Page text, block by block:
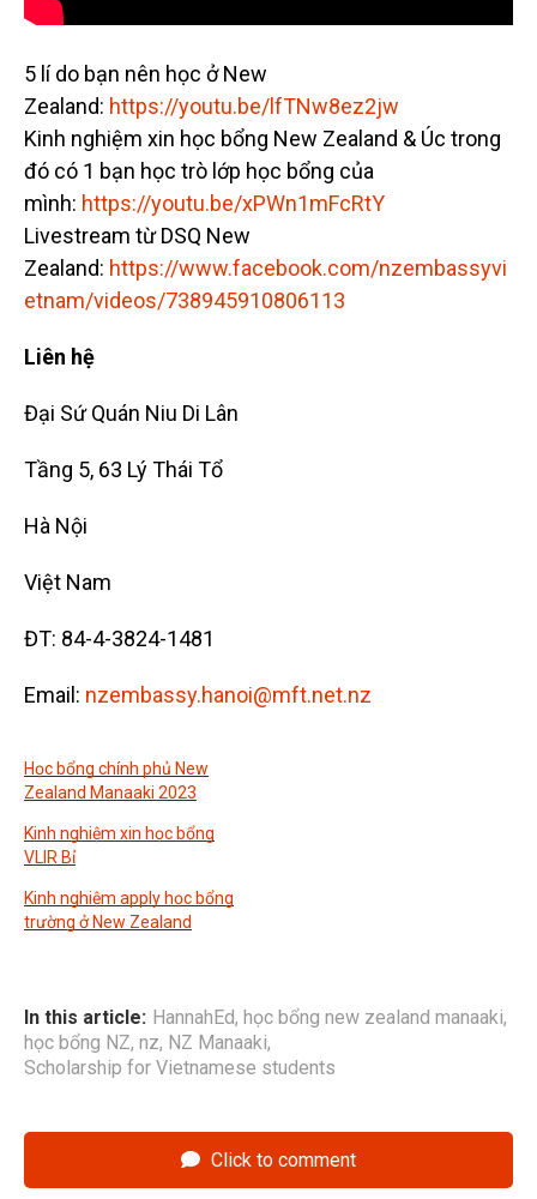
5 lí do bạn nên học ở New
Zealand: https://youtu.be/lfTNw8ez2jw
Kinh nghiệm xin học bổng New Zealand & Úc trong
đó có 1 bạn học trò lớp học bổng của
mình: https://youtu.be/xPWn1mFcRtY
Livestream từ DSQ New
Zealand: https://www.facebook.com/nzembassyvi
etnam/videos/738945910806113
Liên hệ
Đại Sứ Quán Niu Di Lân
Tầng 5, 63 Lý Thái Tổ
Hà Nội
Việt Nam
ĐT: 84-4-3824-1481
Email: nzembassy.hanoi@mft.net.nz
Học bổng chính phủ New
Zealand Manaaki 2023
Kinh nghiệm xin học bổng
VLIR Bỉ
Kinh nghiệm apply học bổng
trường ở New Zealand
In this article: HannahEd, học bổng new zealand manaaki,
học bổng NZ, nz, NZ Manaaki,
Scholarship for Vietnamese students
Click to comment